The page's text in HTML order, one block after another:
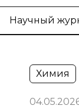
Научный
Химия